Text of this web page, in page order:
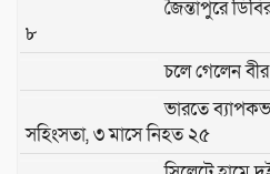
জৈন্তাপুরে
৮
চলে গেলেন বীর
ভারতে
সহিংসতা, ৩ মাসে নিহত ২৫